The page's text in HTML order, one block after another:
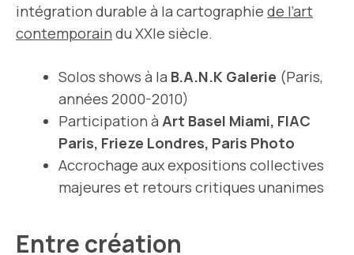
intégration durable à la cartographie de l’art
contemporain du XXIe siècle.
Solos shows à la B.A.N.K Galerie (Paris,
années 2000-2010)
Participation à Art Basel Miami, FIAC
Paris, Frieze Londres, Paris Photo
Accrochage aux expositions collectives
majeures et retours critiques unanimes
Entre création